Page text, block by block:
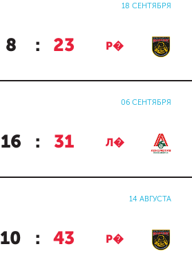
18 СЕНТЯБРЯ
8 : 23 Р�
06 СЕНТЯБРЯ
16 : 31 Л�
14 АВГУСТА
10 : 43 Р�